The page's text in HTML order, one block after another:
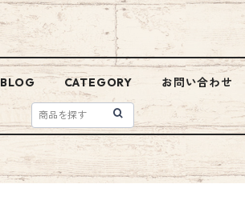
BLOG CATEGORY お問い合わせ